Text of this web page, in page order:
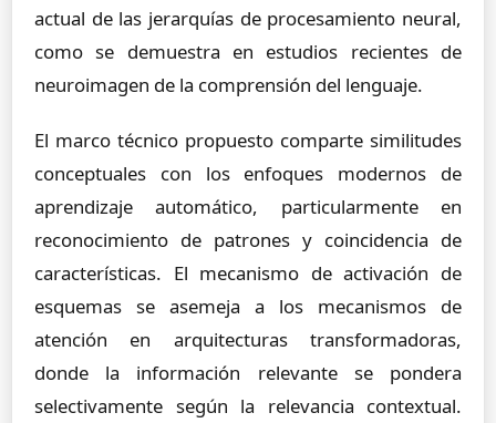
actual de las jerarquías de procesamiento neural,
como se demuestra en estudios recientes de
neuroimagen de la comprensión del lenguaje.
El marco técnico propuesto comparte similitudes
conceptuales con los enfoques modernos de
aprendizaje automático, particularmente en
reconocimiento de patrones y coincidencia de
características. El mecanismo de activación de
esquemas se asemeja a los mecanismos de
atención en arquitecturas transformadoras,
donde la información relevante se pondera
selectivamente según la relevancia contextual.